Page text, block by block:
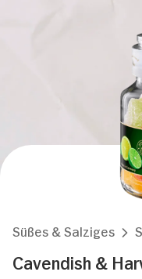
Süßes & Salziges
Cavendish &